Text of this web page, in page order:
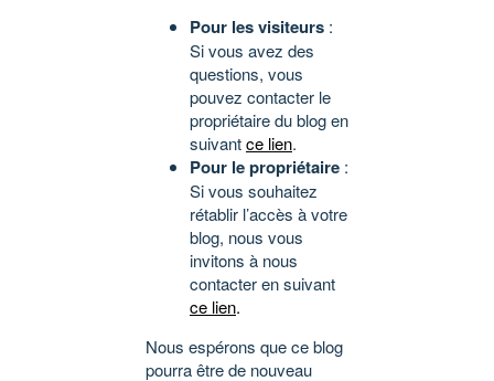
Pour les visiteurs :
Si vous avez des
questions, vous
pouvez contacter le
propriétaire du blog en
suivantce lien.
Pour le propriétaire :
Si vous souhaitez
rétablir l’accès à votre
blog, nous vous
invitons à nous
contacter en suivant
ce lien.
Nous espérons que ce blog
pourra être de nouveau